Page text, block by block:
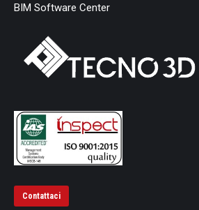
BIM Software Center
Contattaci